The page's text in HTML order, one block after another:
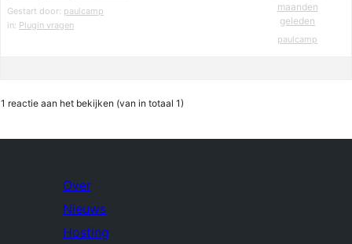
Gestart door: paulcamp
in: Plugin vragen
maanden
geleden
paulcamp
1 reactie aan het bekijken (van in totaal 1)
Over
Nieuws
Hosting